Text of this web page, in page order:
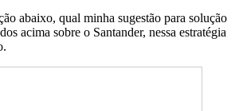
abaixo, qual minha sugestão para solução
acima sobre o Santander, nessa estratégia